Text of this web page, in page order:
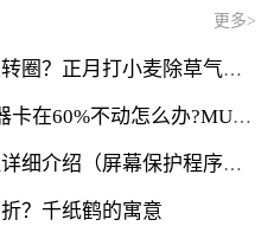
更多>
小麦除草气温多少能打？ 全球短讯
么办?MUMU模拟器卡在60%的解决流程
保护程序等待时间怎么设置）|当前速读
？千纸鹤的寓意